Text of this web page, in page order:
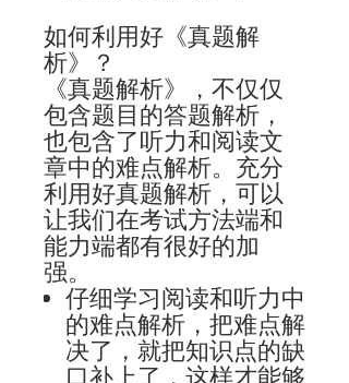
如何利用好《真题解
析》？
《真题解析》，不仅仅
包含题目的答题解析，
也包含了听力和阅读文
章中的难点解析。充分
利用好真题解析，可以
让我们在考试方法端和
能力端都有很好的加
强。
仔细学习阅读和听力中
的难点解析，把难点解
决了，就把知识点的缺
口补上了，这样才能够